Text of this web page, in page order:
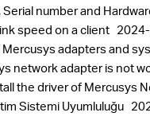
number and
speed on a client
adapters and
network adapter is not
the driver of Mercusys
Sistemi Uyumluluğu